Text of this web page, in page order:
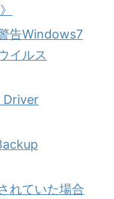
告Windows7
イルス
Driver
れていた場合